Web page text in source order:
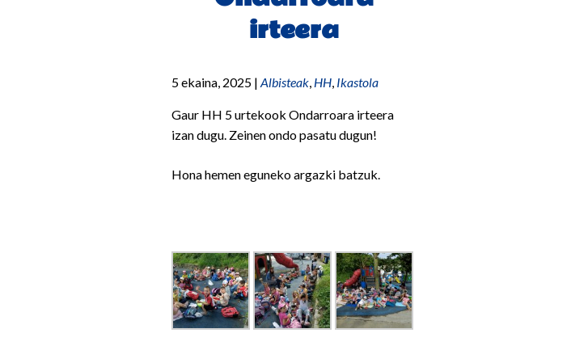
irteera
5 ekaina, 2025 | Albisteak HH Ikastola
Gaur HH 5 urtekook Ondarroara irteera
izan dugu. Zeinen ondo pasatu dugun!
Hona hemen eguneko argazki batzuk.